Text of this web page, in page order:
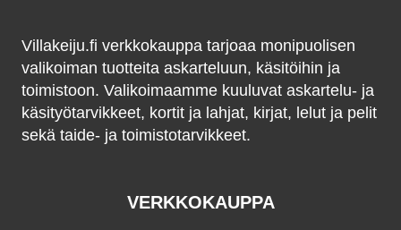
Villakeiju.fi verkkokauppa tarjoaa monipuolisen
valikoiman tuotteita askarteluun, käsitöihin ja
toimistoon. Valikoimaamme kuuluvat askartelu- ja
käsityötarvikkeet, kortit ja lahjat, kirjat, lelut ja pelit
sekä taide- ja toimistotarvikkeet.
VERKKOKAUPPA